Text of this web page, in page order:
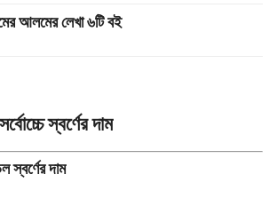
আলমের লেখা ৬টি বই
স্বর্ণের দাম
স্বর্ণের দাম